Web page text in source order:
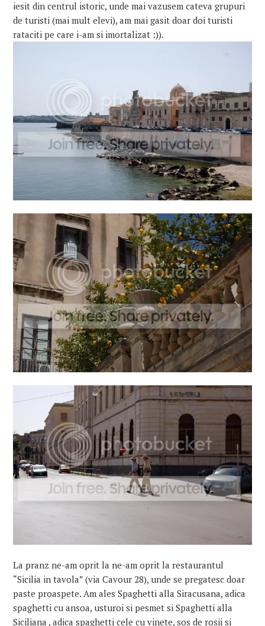
iesit din centrul istoric, unde mai vazusem cateva grupuri
de turisti (mai mult elevi), am mai gasit doar doi turisti
rataciti pe care i-am si imortalizat :)).
La pranz ne-am oprit la ne-am oprit la restaurantul
“Sicilia in tavola” (via Cavour 28), unde se pregatesc doar
paste proaspete. Am ales Spaghetti alla Siracusana, adica
spaghetti cu ansoa, usturoi si pesmet si Spaghetti alla
Siciliana , adica spaghetti cele cu vinete, sos de rosii si